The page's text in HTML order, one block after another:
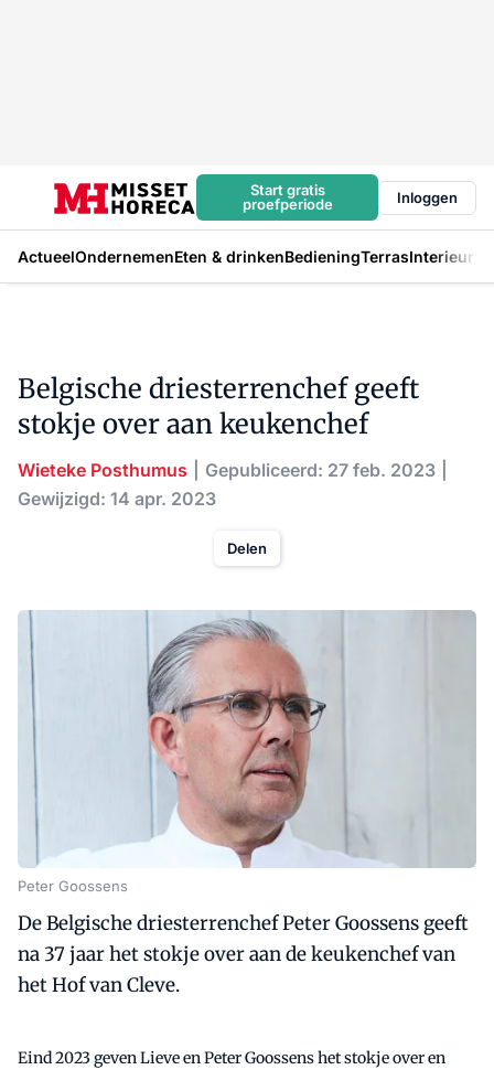
Start gratis
proefperiode
Inloggen
ActueelOndernemenEten & drinkenBedieningTerrasInterieur
Belgische driesterrenchef geeft
stokje over aan keukenchef
Wieteke Posthumus
Gepubliceerd: 27 feb. 2023
Gewijzigd: 14 apr. 2023
Delen
Peter Goossens
De Belgische driesterrenchef Peter Goossens geeft
na 37 jaar het stokje over aan de keukenchef van
het Hof van Cleve.
Eind 2023 geven Lieve en Peter Goossens het stokje over en